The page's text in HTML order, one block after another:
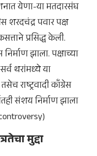
येणा-या मतदारसंघ
शरदचंद्र पवार पक्ष
प्रसिद्ध केली.
निर्माण झाला. पक्षाच्या
थरांमध्ये या
राष्ट्रवादी काँग्रेस
संशय निर्माण झाला
मुद्दा